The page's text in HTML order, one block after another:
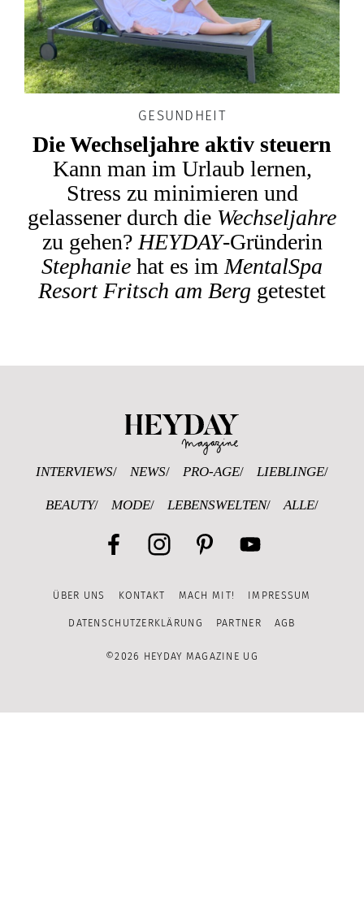
GESUNDHEIT
Die Wechseljahre aktiv steuern
Kann man im Urlaub lernen,
Stress zu minimieren und
gelassener durch die Wechseljahre
zu gehen? HEYDAY-Gründerin
Stephanie hat es im MentalSpa
Resort Fritsch am Berg getestet
INTERVIEWS NEWS PRO-AGE LIEBLINGE
BEAUTY MODE LEBENSWELTEN ALLE
Channel
ÜBER UNS KONTAKT MACH MIT! IMPRESSUM
DATENSCHUTZERKLÄRUNG PARTNER AGB
©2026 HEYDAY MAGAZINE UG